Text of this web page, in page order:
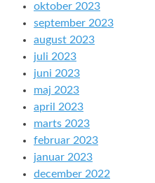
oktober 2023
september 2023
august 2023
juli 2023
juni 2023
maj 2023
april 2023
marts 2023
februar 2023
januar 2023
december 2022